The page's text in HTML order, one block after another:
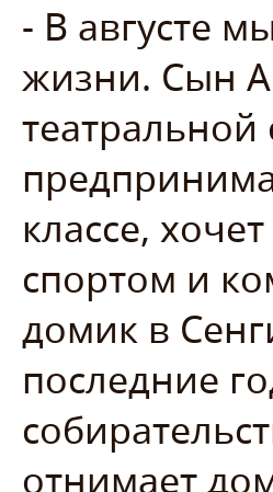
- В августе
жизни. Сын
театральной
классе,
спортом и
домик в
последние
отнимает